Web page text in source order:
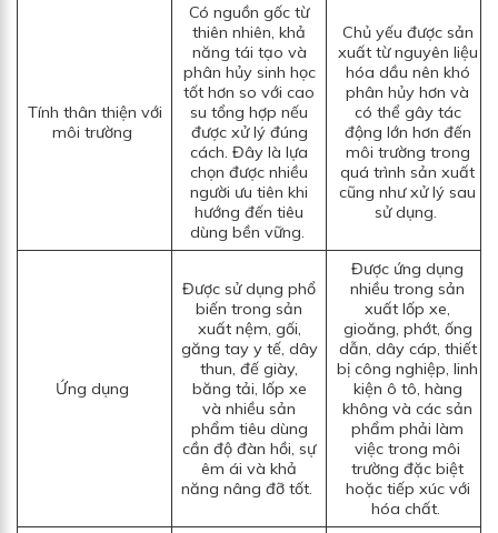
Tính thân thiện với
môi trường
Có nguồn gốc từ
thiên nhiên, khả
năng tái tạo và
phân hủy sinh học
tốt hơn so với cao
su tổng hợp nếu
được xử lý đúng
cách. Đây là lựa
chọn được nhiều
người ưu tiên khi
hướng đến tiêu
dùng bền vững.
Chủ yếu được sản
xuất từ nguyên liệu
hóa dầu nên khó
phân hủy hơn và
có thể gây tác
động lớn hơn đến
môi trường trong
quá trình sản xuất
cũng như xử lý sau
sử dụng.
Ứng dụng
Được sử dụng phổ
biến trong sản
xuất nệm, gối,
găng tay y tế, dây
thun, đế giày,
băng tải, lốp xe
và nhiều sản
phẩm tiêu dùng
cần độ đàn hồi, sự
êm ái và khả
năng nâng đỡ tốt.
Được ứng dụng
nhiều trong sản
xuất lốp xe,
gioăng, phớt, ống
dẫn, dây cáp, thiết
bị công nghiệp, linh
kiện ô tô, hàng
không và các sản
phẩm phải làm
việc trong môi
trường đặc biệt
hoặc tiếp xúc với
hóa chất.